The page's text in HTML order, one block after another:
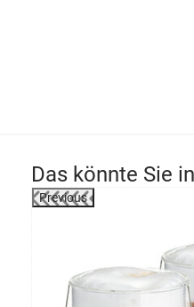
Das könnte Sie
Previous